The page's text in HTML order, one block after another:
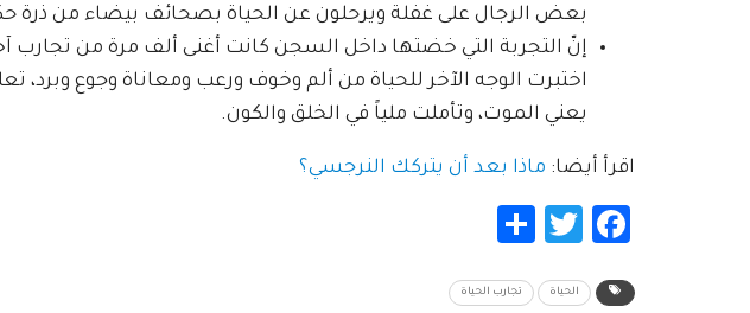
بعض الرجال على غفلة ويرحلون عن الحياة بصحائف بيضاء من ذرة
إنّ التجربة التي خضتها داخل السجن كانت أغنى ألف مرة من تجارب
اختبرت الوجه الآخر للحياة من ألم وخوف ورعب ومعاناة وجوع وبرد،
يعني الموت، وتأملت ملياً في الخلق والكون.
اقرأ أيضا: ماذا بعد أن يتركك النرجسي؟
Facebook
Twitter
الحياة تجارب الحياة